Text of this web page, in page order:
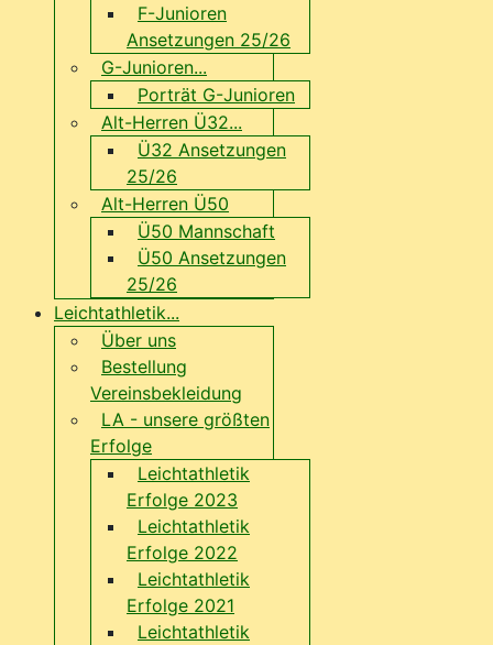
F-Junioren
Ansetzungen 25/26
G-Junioren...
Porträt G-Junioren
Alt-Herren Ü32...
Ü32 Ansetzungen
25/26
Alt-Herren Ü50
Ü50 Mannschaft
Ü50 Ansetzungen
25/26
Leichtathletik...
Über uns
Bestellung
Vereinsbekleidung
LA - unsere größten
Erfolge
Leichtathletik
Erfolge 2023
Leichtathletik
Erfolge 2022
Leichtathletik
Erfolge 2021
Leichtathletik